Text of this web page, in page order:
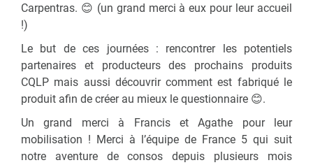
Carpentras. 😊 (un grand merci à eux pour leur accueil
!)
Le but de ces journées : rencontrer les potentiels
partenaires et producteurs des prochains produits
CQLP mais aussi découvrir comment est fabriqué le
produit afin de créer au mieux le questionnaire 😊.
Un grand merci à Francis et Agathe pour leur
mobilisation ! Merci à l’équipe de France 5 qui suit
notre aventure de consos depuis plusieurs mois